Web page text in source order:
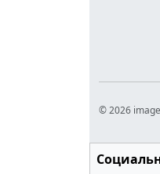
© 2026